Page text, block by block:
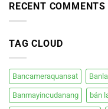
RECENT COMMENTS
TAG CLOUD
Bancameraquansat
Banmayincudanang bán